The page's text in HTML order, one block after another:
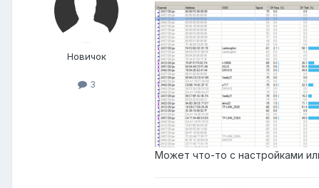
Новичок
3
Может что-то с настройками